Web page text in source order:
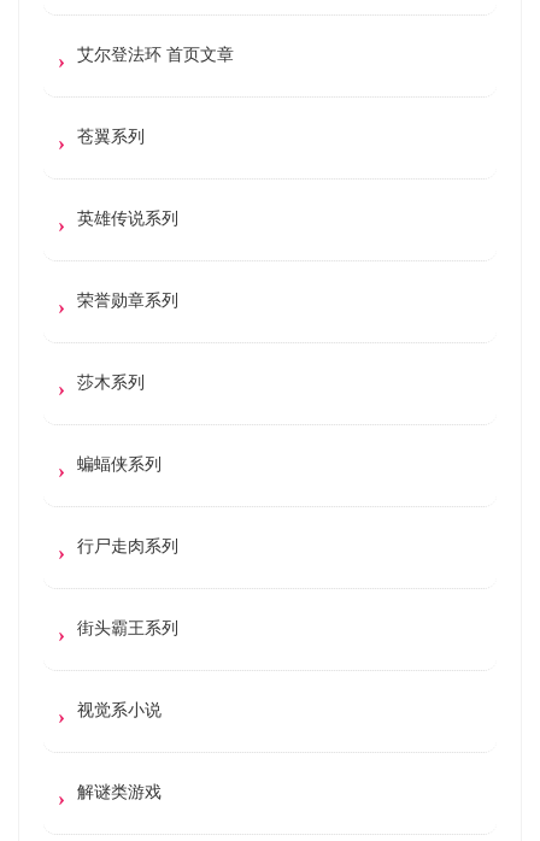
艾尔登法环 首页文章
苍翼系列
英雄传说系列
荣誉勋章系列
莎木系列
蝙蝠侠系列
行尸走肉系列
街头霸王系列
视觉系小说
解谜类游戏